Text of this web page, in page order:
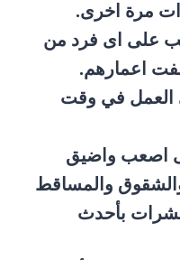
مرة اخرى.
على اى فرد من
اعمارهم.
العمل في وقت
اصعب واضيق
والمساقط
بأحدث